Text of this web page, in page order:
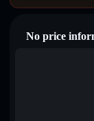
No price